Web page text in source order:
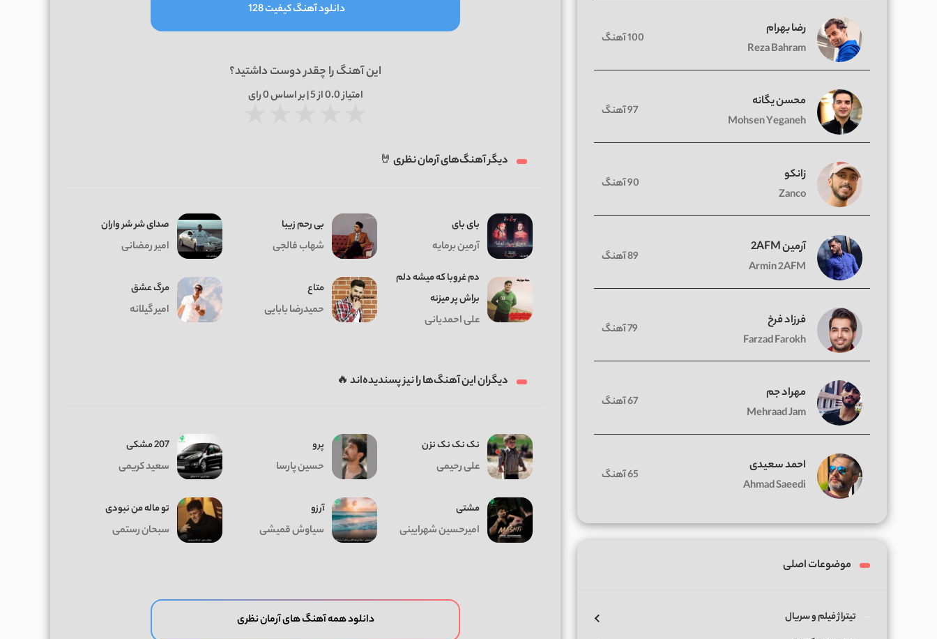
دانلود آهنگ کیفیت 128
این آهنگ را چقدر دوست داشتید؟
امتیاز0.0از 5 | بر اساس 0رای
دیگر آهنگ‌های آرمان نظری 🤘
بای بای
آرمین برمایه
بی رحم زیبا
شهاب فالجی
صدای شر شر واران
امیر رمضانی
دم غروبا که میشه دلم
براش پر میزنه
علی احمدیانی
متاع
حمیدرضا بابایی
مرگ عشق
امیر گیلانه
دیگران این آهنگ‌ها را نیز پسندیده‌اند 🔥
نک نک نک نزن
علی رحیمی
پرو
حسین پارسا
207 مشکی
سعید کریمی
مشتی
امیرحسین شهرایینی
آرزو
سیاوش قمیشی
تو ماله من نبودی
سبحان رستمی
دانلود همه آهنگ های آرمان نظری
رضا بهرام
Reza Bahram
100 آهنگ
محسن یگانه
Mohsen Yeganeh
97 آهنگ
زانکو
Zanco
90 آهنگ
آرمین 2AFM
Armin 2AFM
89 آهنگ
فرزاد فرخ
Farzad Farokh
79 آهنگ
مهراد جم
Mehraad Jam
67 آهنگ
احمد سعیدی
Ahmad Saeedi
65 آهنگ
موضوعات اصلی
تیتراژ فیلم و سریال